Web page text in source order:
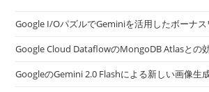
Google I/OパズルでGeminiを活用したボーナ
Google Cloud DataflowのMongoDB Atlasとの
GoogleのGemini 2.0 Flashによる新しい画像生